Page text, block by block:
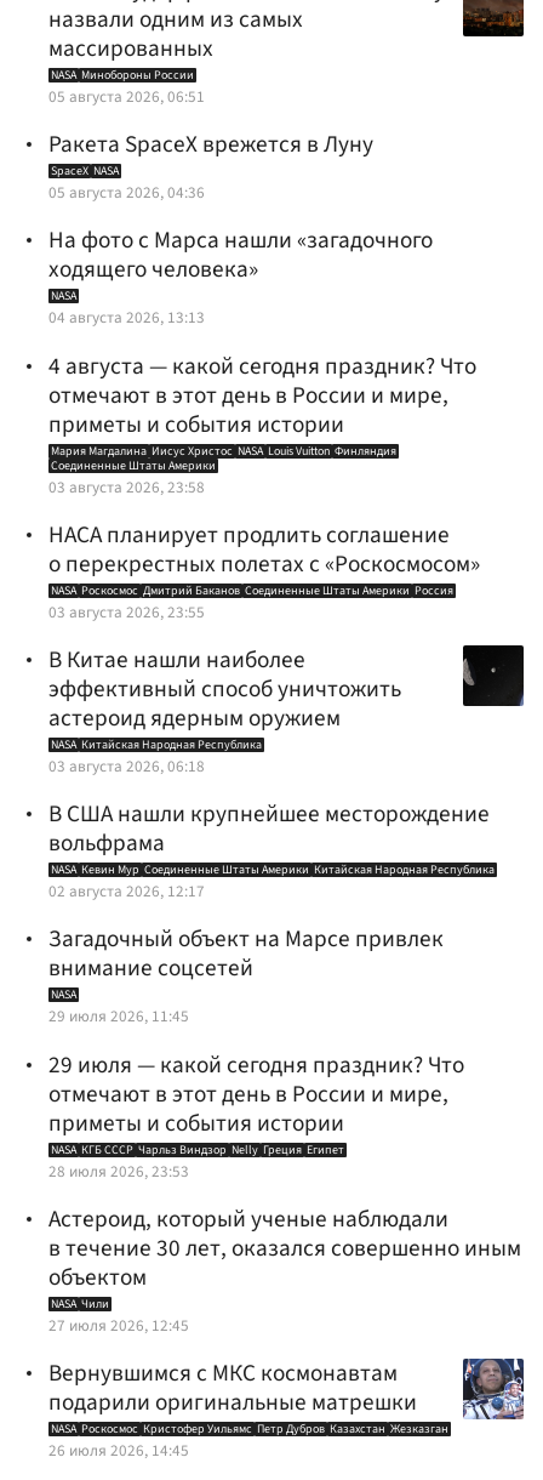
назвали одним из самых
массированных
NASA Минобороны России
05 августа 2026, 06:51
Ракета SpaceX врежется в Луну
SpaceX NASA
05 августа 2026, 04:36
На фото с Марса нашли «загадочного
ходящего человека»
NASA
04 августа 2026, 13:13
4 августа — какой сегодня праздник? Что
отмечают в этот день в России и мире,
приметы и события истории
Мария Магдалина Иисус Христос NASA Louis Vuitton Финляндия
Соединенные Штаты Америки
03 августа 2026, 23:58
НАСА планирует продлить соглашение
о перекрестных полетах с «Роскосмосом»
NASA Роскосмос Дмитрий Баканов Соединенные Штаты Америки Россия
03 августа 2026, 23:55
В Китае нашли наиболее
эффективный способ уничтожить
астероид ядерным оружием
NASA Китайская Народная Республика
03 августа 2026, 06:18
В США нашли крупнейшее месторождение
вольфрама
NASA Кевин Мур Соединенные Штаты Америки Китайская Народная Республика
02 августа 2026, 12:17
Загадочный объект на Марсе привлек
внимание соцсетей
NASA
29 июля 2026, 11:45
29 июля — какой сегодня праздник? Что
отмечают в этот день в России и мире,
приметы и события истории
NASA КГБ СССР Чарльз Виндзор Nelly Греция Египет
28 июля 2026, 23:53
Астероид, который ученые наблюдали
в течение 30 лет, оказался совершенно иным
объектом
NASA Чили
27 июля 2026, 12:45
Вернувшимся с МКС космонавтам
подарили оригинальные матрешки
NASA Роскосмос Кристофер Уильямс Петр Дубров Казахстан Жезказган
26 июля 2026, 14:45